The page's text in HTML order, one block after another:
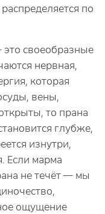
по
своеобразные
нервная,
которая
вены,
то прана
глубже,
изнутри,
Если марма
не течёт — мы
ощущение